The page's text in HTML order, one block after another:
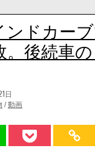
ンドカー
後続車
日
/動画